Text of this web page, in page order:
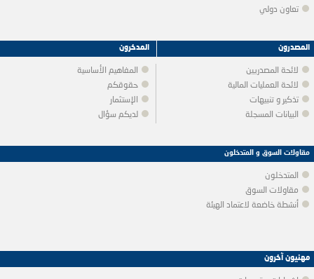
تعاون دولي
المدخرون
المفاهيم الأساسية
حقوقكم
الإستثمار
لديكم سؤال
المصدرون
لائحة المصدريين
لائحة العمليات المالية
تذكير و تنبيهات
البيانات المسجلة
مقاولات السوق و المتدخلون
المتدخلون
مقاولات السوق
أنشطة خاضعة لاعتماد الهيئة
مهنيون آخرون